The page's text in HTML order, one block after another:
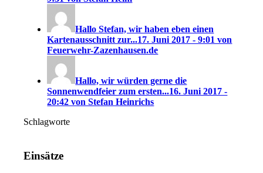
Hallo Stefan, wir haben eben einen
Kartenausschnitt zur...17. Juni 2017 - 9:01 von
Feuerwehr-Zazenhausen.de
Hallo, wir würden gerne die
Sonnenwendfeier zum ersten...16. Juni 2017 -
20:42 von Stefan Heinrichs
Schlagworte
Einsätze